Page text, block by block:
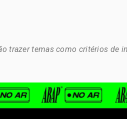
trazer temas como critérios de